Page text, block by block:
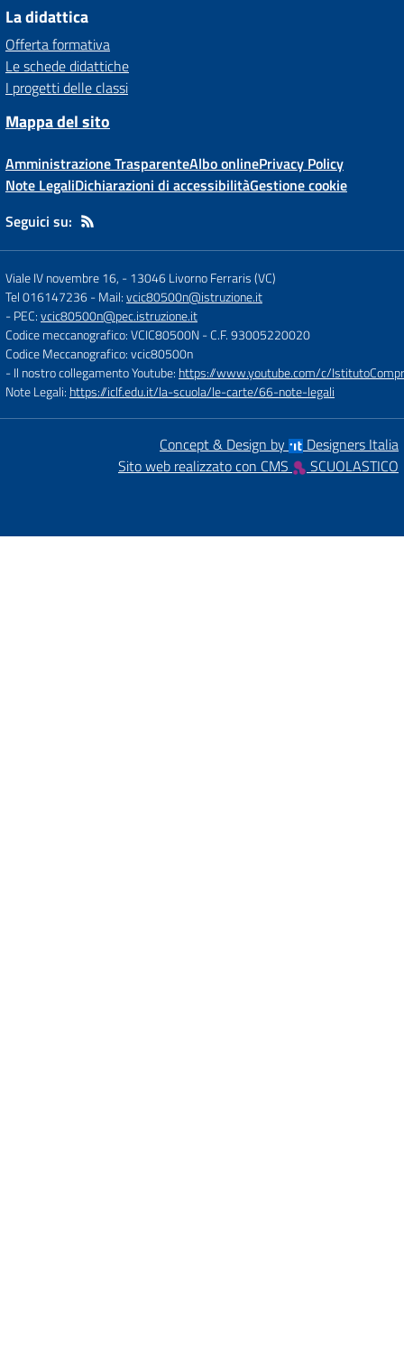
La didattica
Offerta formativa
Le schede didattiche
I progetti delle classi
Mappa del sito
Amministrazione TrasparenteAlbo onlinePrivacy Policy
Note LegaliDichiarazioni di accessibilitàGestione cookie
Seguici su:
Viale IV novembre 16, -13046 Livorno Ferraris (VC)
Tel 016147236- Mail:vcic80500n@istruzione.it
- PEC:vcic80500n@pec.istruzione.it
Codice meccanografico: VCIC80500N- C.F. 93005220020
Codice Meccanografico: vcic80500n
- Il nostro collegamento Youtube: https://www.youtube.com/c/
Note Legali: https://iclf.edu.it/la-scuola/le-carte/66-note-legali
Concept & Design by
Designers Italia
Sito web realizzato con CMS
SCUOLASTICO